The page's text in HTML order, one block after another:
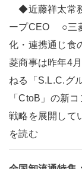
◆近藤祥太常
ープCEO ○三
化・連携通じ
菱商事は昨年4
ねる「S.L.C.グ
「CtoB」の新
戦略を展開して
を読む